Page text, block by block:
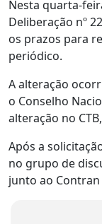
Nesta quarta-
Deliberação nº
os prazos para
periódico.
A alteração
o Conselho
alteração no
Após a
no grupo de
junto ao